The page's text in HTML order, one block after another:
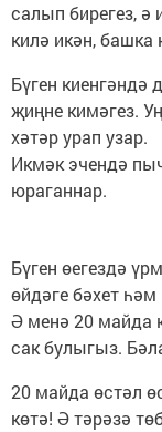
салып бирегез, ә
килә икән,
Бүген киенгәндә
җиңне кимәгез.
хәтәр урап узар.
Икмәк эчендә
юраганнар.
Бүген өегездә
өйдәге бәхет
Ә менә 20 майда
сак булыгыз.
20 майда өстәл
көтә! Ә тәрәзә